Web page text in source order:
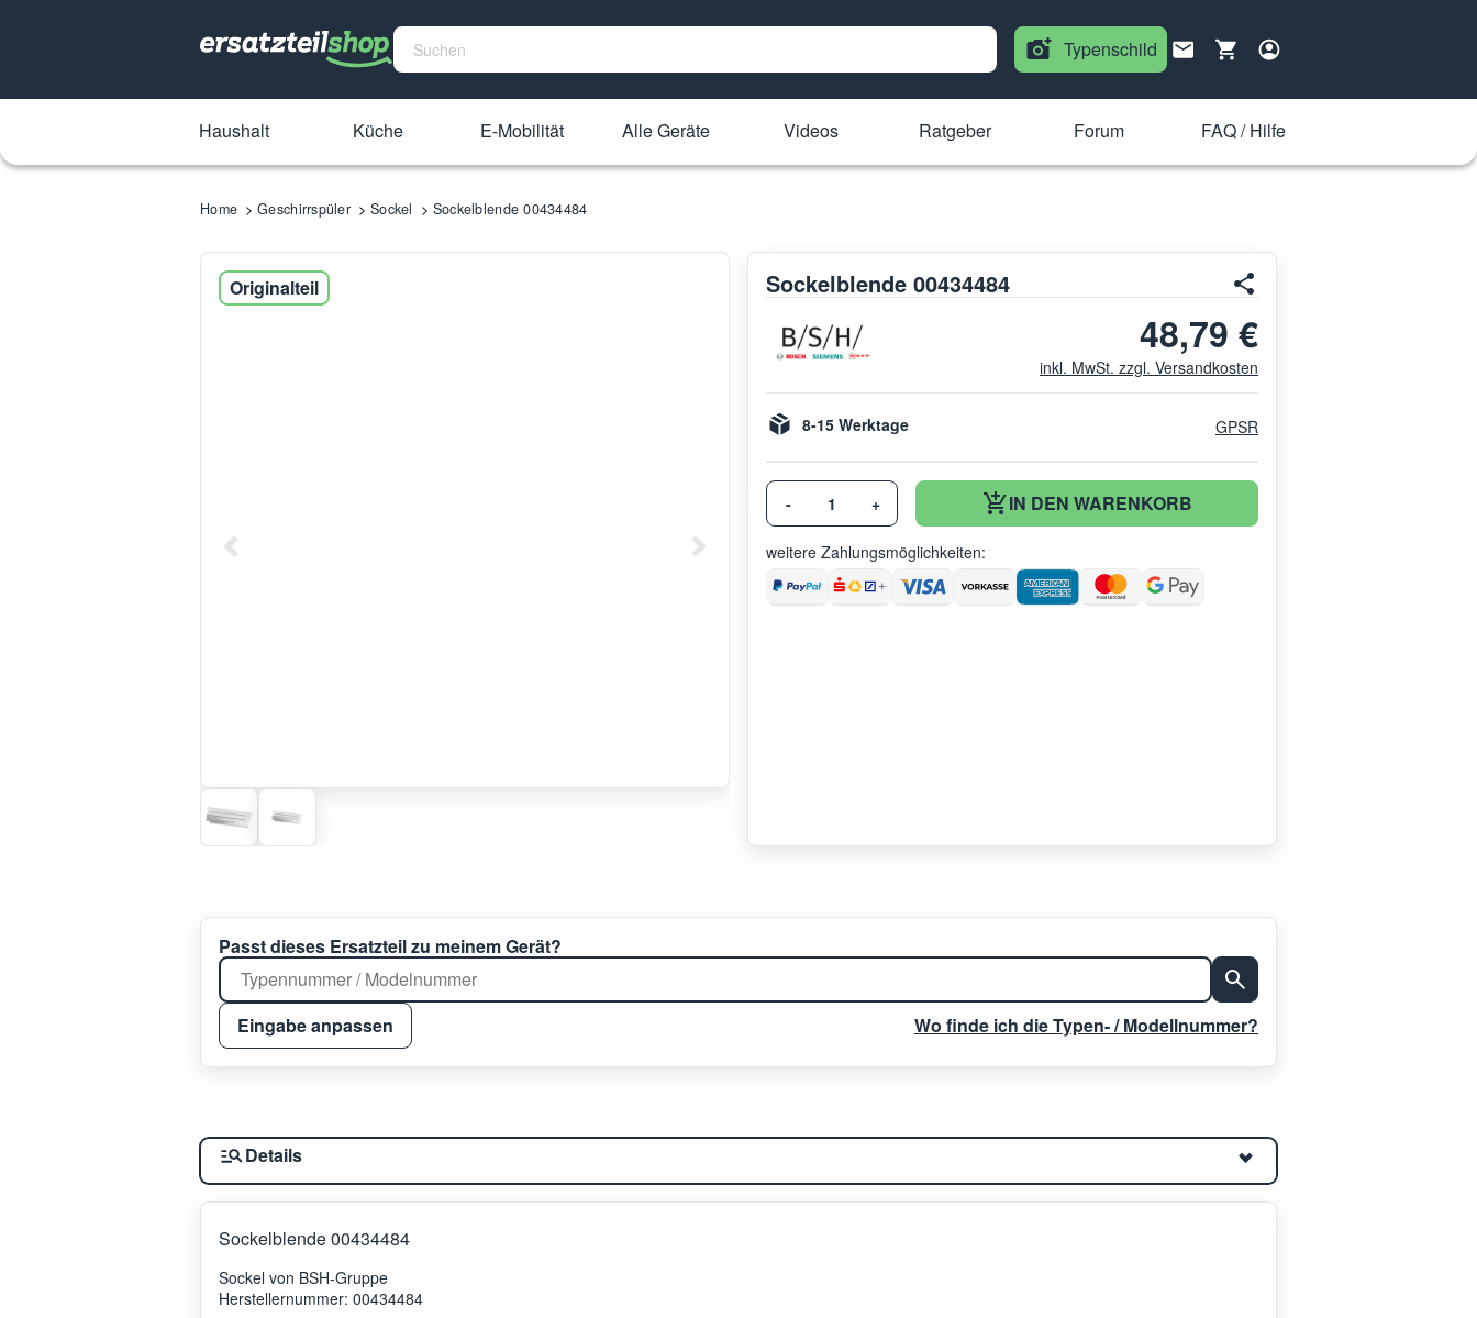
Typenschild
Haushalt Küche E-Mobilität Alle Geräte Videos Ratgeber Forum FAQ / Hilfe
Home Geschirrspüler Sockel Sockelblende 00434484
Originalteil Sockelblende 00434484
48,79 €
inkl. MwSt. zzgl. Versandkosten
8-15 Werktage GPSR
- + IN DEN WARENKORB
weitere Zahlungsmöglichkeiten:
Passt dieses Ersatzteil zu meinem Gerät?
Eingabe anpassen Wo finde ich die Typen- / Modellnummer?
Details
Sockelblende 00434484
Sockel von BSH-Gruppe
Herstellernummer: 00434484